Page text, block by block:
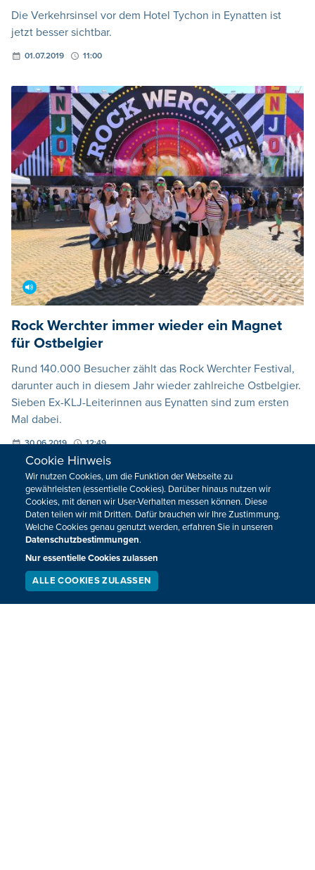
Die Verkehrsinsel vor dem Hotel Tychon in Eynatten ist
jetzt besser sichtbar.
01.07.2019 11:00
Rock Werchter immer wieder ein Magnet
für Ostbelgier
Rund 140.000 Besucher zählt das Rock Werchter Festival,
darunter auch in diesem Jahr wieder zahlreiche Ostbelgier.
Sieben Ex-KLJ-Leiterinnen aus Eynatten sind zum ersten
Mal dabei.
30.06.2019 12:49
VORHERIGE NÄCHSTE
HOME
REGIONAL
Cookie Hinweis
Wir nutzen Cookies, um die Funktion der Webseite zu
gewährleisten (essentielle Cookies). Darüber hinaus nutzen wir
Cookies, mit denen wir User-Verhalten messen können. Diese
Daten teilen wir mit Dritten. Dafür brauchen wir Ihre Zustimmung.
Welche Cookies genau genutzt werden, erfahren Sie in unseren
Datenschutzbestimmungen.
Nur essentielle Cookies zulassen
ALLE COOKIES ZULASSEN
LIVESTREAM